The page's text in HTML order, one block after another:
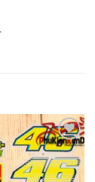
Thêm
vào
yêu
thích